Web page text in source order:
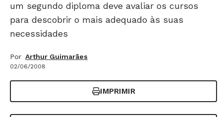
um segundo diploma deve avaliar os cursos
para descobrir o mais adequado às suas
necessidades
Por Arthur Guimarães
02/06/2008
IMPRIMIR